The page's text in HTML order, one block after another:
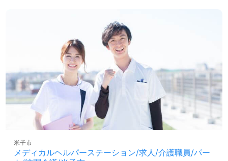
メディカルヘルパーステーション/求人/介護職員/パー
米子市